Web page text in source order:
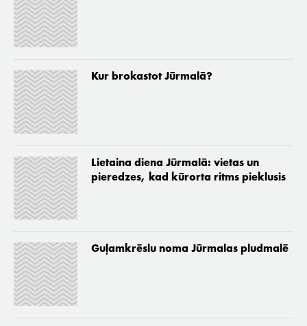
Kur brokastot Jūrmalā?
Lietaina diena Jūrmalā: vietas un
pieredzes, kad kūrorta ritms pieklusis
Guļamkrēslu noma Jūrmalas pludmalē